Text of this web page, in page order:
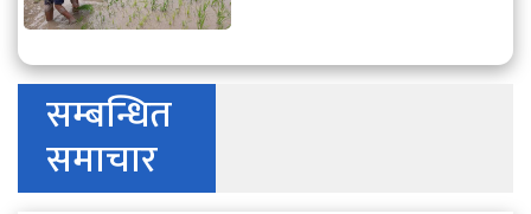
सम्बन्धित
समाचार